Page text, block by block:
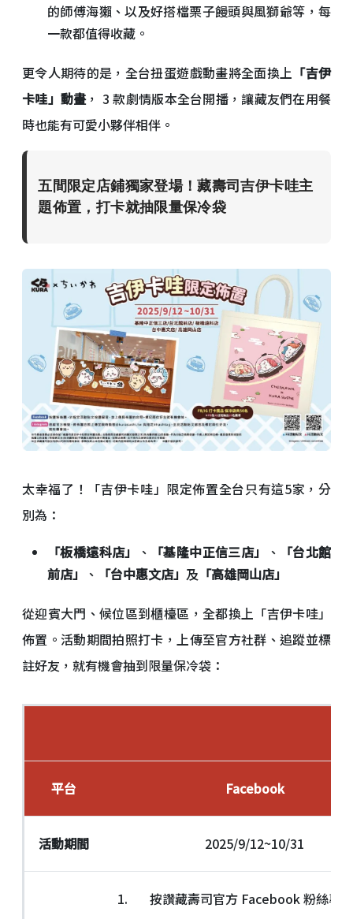
的師傅海獺、以及好搭檔栗子饅頭與風獅爺等，每
一款都值得收藏。
更令人期待的是，全台扭蛋遊戲動畫將全面換上 「吉伊
卡哇」動畫， 3 款劇情版本全台開播，讓藏友們在用餐
時也能有可愛小夥伴相伴。
五間限定店鋪獨家登場！藏壽司吉伊卡哇主
題佈置，打卡就抽限量保冷袋
太幸福了！「吉伊卡哇」限定佈置全台只有這5家，分
別為：
「板橋遠科店」
、 「基隆中正信三店」 、
「台北館
前店」 、 「台中惠文店」 及 「高雄岡山店」
從迎賓大門、候位區到櫃檯區，全都換上「吉伊卡哇」
佈置。活動期間拍照打卡，上傳至官方社群、追蹤並標
註好友，就有機會抽到限量保冷袋：
平台 Facebook
活動期間 2025/9/12~10/31
1. 按讚藏壽司官方 Facebook 粉絲專頁